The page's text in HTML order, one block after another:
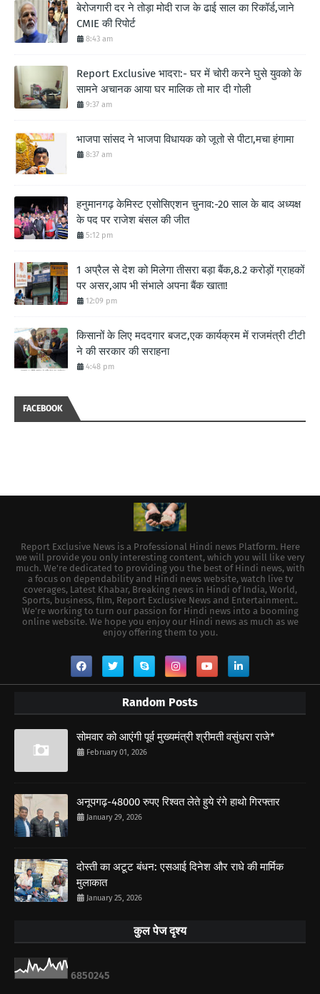
बेरोजगारी दर ने तोड़ा मोदी राज के ढाई साल का रिकॉर्ड,जाने
CMIE की रिपोर्ट
8:43 am
Report Exclusive भादरा:- घर में चोरी करने घुसे युवको के
सामने अचानक आया घर मालिक तो मार दी गोली
9:37 am
भाजपा सांसद ने भाजपा विधायक को जूतो से पीटा,मचा हंगामा
8:37 am
हनुमानगढ़ केमिस्ट एसोसिएशन चुनाव:-20 साल के बाद अध्यक्ष
के पद पर राजेश बंसल की जीत
5:12 pm
1 अप्रैल से देश को मिलेगा तीसरा बड़ा बैंक,8.2 करोड़ों ग्राहकों
पर असर,आप भी संभाले अपना बैंक खाता!
12:09 pm
किसानों के लिए मददगार बजट,एक कार्यक्रम में राजमंत्री टीटी
ने की सरकार की सराहना
4:48 pm
FACEBOOK
Report Exclusive News is a Professional Hindi news Platform. Here
we will provide you only interesting content, which you will like very
much. We're dedicated to providing you the best of Hindi news, with
a focus on dependability and Hindi news website, watch live tv
coverages, Latest Khabar, Breaking news in Hindi of India, World,
Sports, business, film, Report Exclusive News and Entertainment..
We're working to turn our passion for Hindi news into a booming
online website. We hope you enjoy our Hindi news as much as we
enjoy offering them to you.
Random Posts
सोमवार को आएंगी पूर्व मुख्यमंत्री श्रीमती वसुंधरा राजे*
February 01, 2026
अनूपगढ़-48000 रुपए रिश्वत लेते हुये रंगे हाथो गिरफ्तार
January 29, 2026
दोस्ती का अटूट बंधन: एसआई दिनेश और राधे की मार्मिक
मुलाकात
January 25, 2026
कुल पेज दृश्य
6850245